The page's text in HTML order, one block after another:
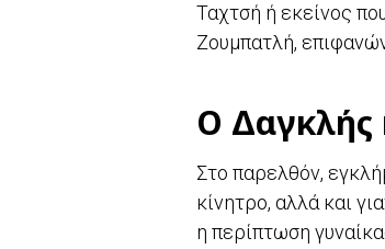
Ταχτσή ή εκείνος
Ζουμπατλή,
Ο Δαγκλής
Στο παρελθόν,
κίνητρο, αλλά και
η περίπτωση